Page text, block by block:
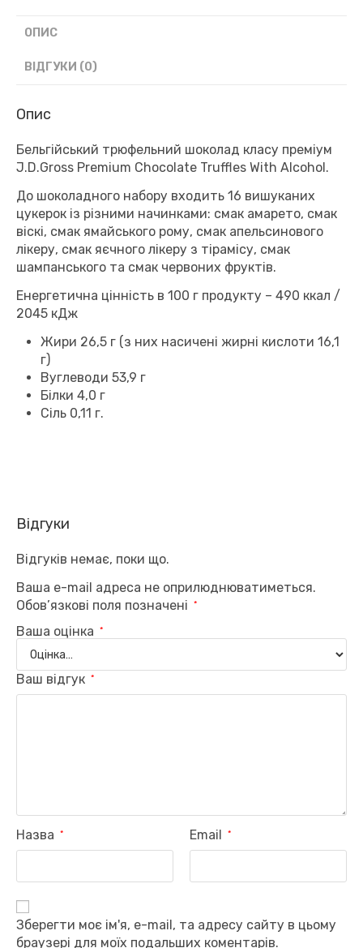
ОПИС
ВІДГУКИ (0)
Опис
Бельгійський трюфельний шоколад класу преміум
J.D.Gross Premium Chocolate Truffles With Alcohol.
До шоколадного набору входить 16 вишуканих
цукерок із різними начинками: смак амарето, смак
віскі, смак ямайського рому, смак апельсинового
лікеру, смак яєчного лікеру з тірамісу, смак
шампанського та смак червоних фруктів.
Енергетична цінність в 100 г продукту – 490 ккал /
2045 кДж
Жири 26,5 г (з них насичені жирні кислоти 16,1
г)
Вуглеводи 53,9 г
Білки 4,0 г
Сіль 0,11 г.
Відгуки
Відгуків немає, поки що.
Ваша e-mail адреса не оприлюднюватиметься.
Обов’язкові поля позначені
*
Ваша оцінка *
Ваш відгук *
Назва * Email *
Зберегти моє ім'я, e-mail, та адресу сайту в цьому
браузері для моїх подальших коментарів.